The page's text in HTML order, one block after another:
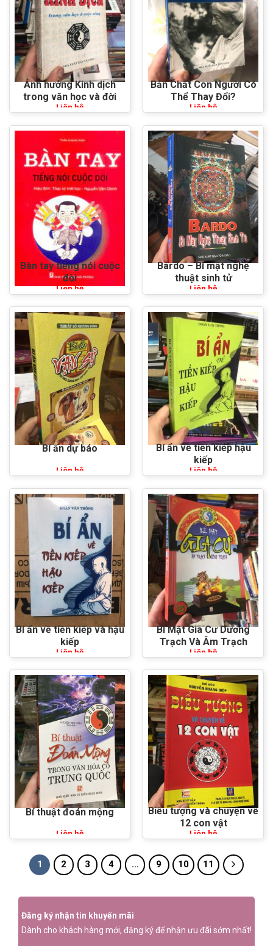
Ảnh hưởng Kinh dịch
trong văn học và đời
sống
Liên hệ
Bản Chất Con Người Có
Thể Thay Đổi?
Liên hệ
Bàn tay tiếng nói cuộc
đời
Liên hệ
Bardo – Bí mật nghệ
thuật sinh tử
Liên hệ
Bí ẩn dự báo
Liên hệ
Bí ẩn về tiền kiếp hậu
kiếp
Liên hệ
Bí ẩn về tiền kiếp và hậu
kiếp
Liên hệ
Bí Mật Gia Cư Dương
Trạch Và Âm Trạch
Liên hệ
Bí thuật đoán mộng
Liên hệ
Biểu tượng và chuyện về
12 con vật
Liên hệ
1 2 3 4 … 9 10 11
Đăng ký nhận tin khuyến mãi
Dành cho khách hàng mới, đăng ký để nhận ưu đãi sớm nhất!